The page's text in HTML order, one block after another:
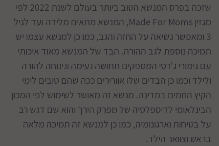
שזכה בפרס המנשא הטוב ביותר בעולם לשנת 2022 לפי
מגזין Made For Moms, המנשא מתאים מלידה ועד לגיל
3 ומאפשר נשיאה על החזה והגב, כמו כן למנשא עצמו יש
תמיכה נוספת לגב ההורה. הבד של המנשא מאוד איכותי
עם גימורי ג'רסי המספקים תחושה נעימה ונינוחה להורה
ולילד וכמו כן הבדים שלו אוורירים ככה שהם טובים לימי
הקיץ החמים במדינה. מנשא זה מאושר לשימוש לפי המכון
הבינלאומי לדיספלסיה של מפרק הירך והוא שם דגש רב
על בטיחות וארגונומיה, כמו כן למנשא זה תמיכה מלאה
בראש וצוואר הילד.